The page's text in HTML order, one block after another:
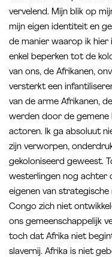
vervelend. Mijn blik op
mijn eigen identiteit en
de manier waarop ik hier
enkel beperken tot de
van ons, de Afrikanen,
versterkt een
van de arme Afrikanen,
werden door de gemene
actoren. Ik ga absoluut
zijn verworpen,
gekoloniseerd geweest.
westerlingen nog achter
eigenen van
Congo zich niet
ons gemeenschappelijk
toch dat Afrika niet
slavernij. Afrika is niet